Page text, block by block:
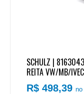
SCHULZ |
REITA VW/MB/
ORING)
R$ 498,39